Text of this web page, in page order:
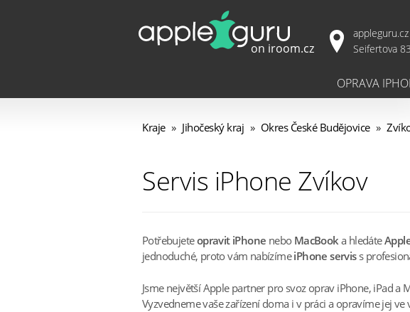
appleguru.cz
Seifertova
OPRAVA
Kraje » Jihočeský kraj » Okres České Budějovice »
Servis iPhone Zvíkov
Potřebujeteopravit iPhone neboMacBooka hledáte
jednoduché, proto vám nabízímeiPhone serviss
Jsme největší Apple partner pro svoz oprav iPhone, iPad
Vyzvedneme vaše zařízení doma i v práci a opravíme jej ve